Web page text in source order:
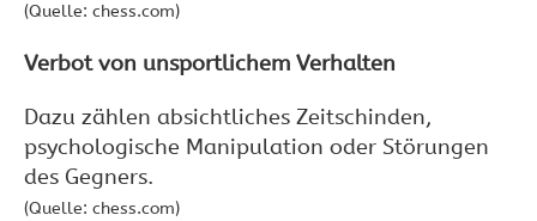
(Quelle: chess.com)
Verbot von unsportlichem Verhalten
Dazu zählen absichtliches Zeitschinden,
psychologische Manipulation oder Störungen
des Gegners.
(Quelle: chess.com)